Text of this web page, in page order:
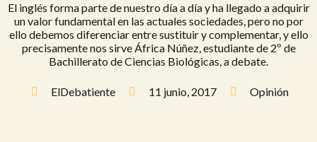
El inglés forma parte de nuestro día a día y ha llegado a adquirir
un valor fundamental en las actuales sociedades, pero no por
ello debemos diferenciar entre sustituir y complementar, y ello
precisamente nos sirve África Núñez, estudiante de 2º de
Bachillerato de Ciencias Biológicas, a debate.
ElDebatiente 11 junio, 2017 Opinión